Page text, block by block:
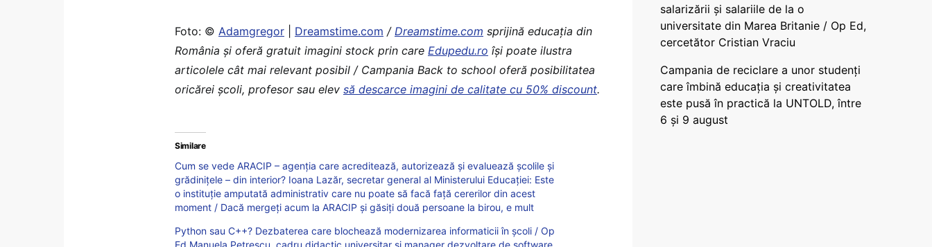
Foto: © Adamgregor Dreamstime.com / Dreamstime.com sprijină educaţia din
România şi oferă gratuit imagini stock prin care Edupedu.ro îşi poate ilustra
articolele cât mai relevant posibil / Campania Back to school oferă posibilitatea
oricărei școli, profesor sau elev să descarce imagini de calitate cu 50% discount.
Similare
Cum se vede ARACIP – agenția care acreditează, autorizează și evaluează școlile și
grădinițele – din interior? Ioana Lazăr, secretar general al Ministerului Educației: Este
o instituție amputată administrativ care nu poate să facă față cererilor din acest
moment / Dacă mergeți acum la ARACIP și găsiți două persoane la birou, e mult
Python sau C++? Dezbaterea care blochează modernizarea informaticii în școli / Op
Ed Manuela Petrescu, cadru didactic universitar și manager dezvoltare de software
salarizării și salariile de la o
universitate din Marea Britanie / Op Ed,
cercetător Cristian Vraciu
Campania de reciclare a unor studenți
care îmbină educația și creativitatea
este pusă în practică la UNTOLD, între
6 și 9 august